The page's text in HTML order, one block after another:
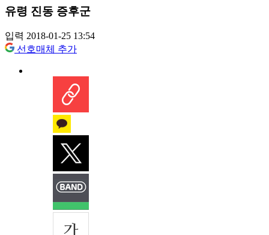
유령 진동 증후군
입력 2018-01-25 13:54
선호매체 추가